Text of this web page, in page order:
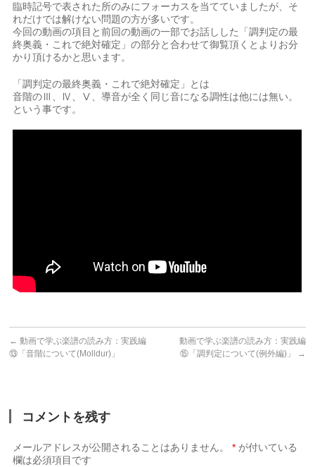
臨時記号で表された所のみにフォーカスを当てていましたが、そ
れだけでは解けない問題の方が多いです。
今回の動画の項目と前回の動画の一部でお話しした「調判定の最
終奥義・これで絶対確定」の部分と合わせて御覧頂くとよりお分
かり頂けるかと思います。
「調判定の最終奥義・これで絶対確定」とは
音階のⅢ、Ⅳ、Ⅴ、導音が全く同じ音になる調性は他には無い。
という事です。
← 動画で学ぶ楽譜の読み方：実践編
⑬「音階について(Molldur)」
動画で学ぶ楽譜の読み方：実践編
⑮「調判定について(例外編)」
→
コメントを残す
メールアドレスが公開されることはありません。 * が付いている
欄は必須項目です